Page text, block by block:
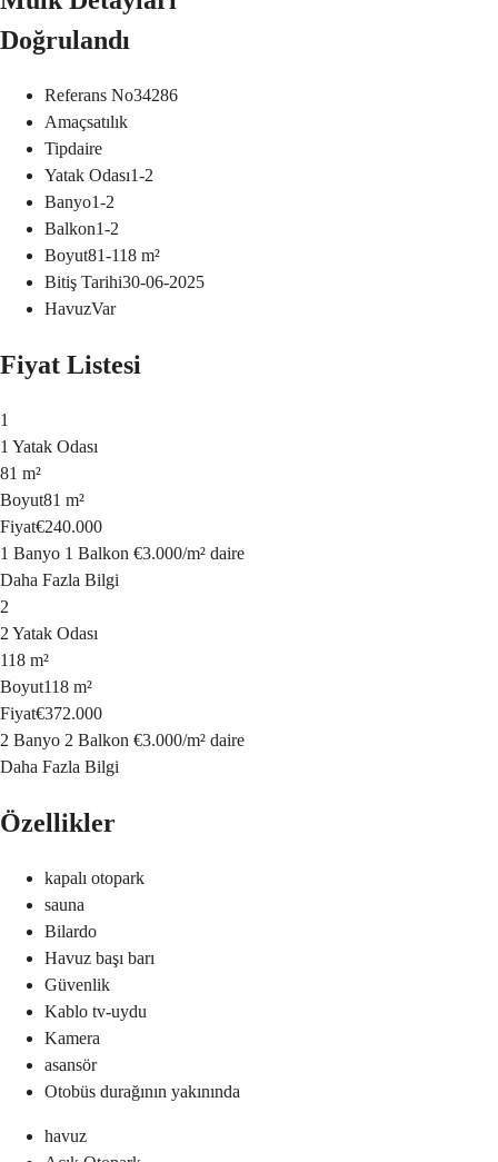
Doğrulandı
Referans No34286
Amaçsatılık
Tipdaire
Yatak Odası1-2
Banyo1-2
Balkon1-2
Boyut81-118 m²
Bitiş Tarihi30-06-2025
HavuzVar
Fiyat Listesi
1
1 Yatak Odası
81 m²
Boyut81 m²
Fiyat€240.000
1 Banyo 1 Balkon €3.000/m² daire
Daha Fazla Bilgi
2
2 Yatak Odası
118 m²
Boyut118 m²
Fiyat€372.000
2 Banyo 2 Balkon €3.000/m² daire
Daha Fazla Bilgi
Özellikler
kapalı otopark
sauna
Bilardo
Havuz başı barı
Güvenlik
Kablo tv-uydu
Kamera
asansör
Otobüs durağının yakınında
havuz